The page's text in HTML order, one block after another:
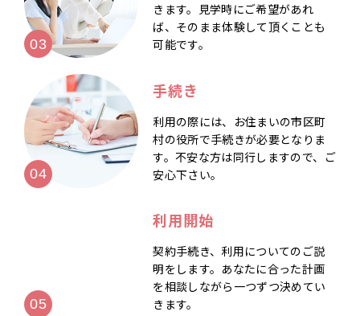
きます。見学時にご希望があれ
ば、そのまま体験して頂くことも
可能です。
手続き
利用の際には、お住まいの市区町
村の役所で手続きが必要となりま
す。不安な方は同行しますので、ご
安心下さい。
利用開始
契約手続き、利用についてのご説
明をします。あなたに合った計画
を相談しながら一つずつ決めてい
きます。